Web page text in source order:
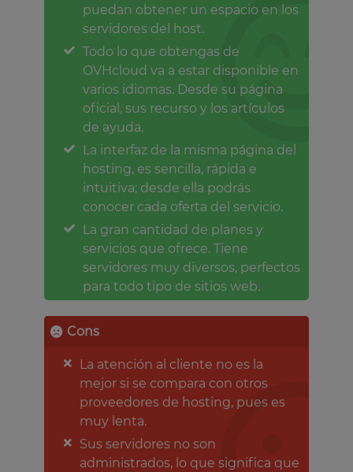
puedan obtener un espacio en los
servidores del host.
Todo lo que obtengas de
OVHcloud va a estar disponible en
varios idiomas. Desde su página
oficial, sus recurso y los artículos
de ayuda.
La interfaz de la misma página del
hosting, es sencilla, rápida e
intuitiva; desde ella podrás
conocer cada oferta del servicio.
La gran cantidad de planes y
servicios que ofrece. Tiene
servidores muy diversos, perfectos
para todo tipo de sitios web.
Cons
La atención al cliente no es la
mejor si se compara con otros
proveedores de hosting, pues es
muy lenta.
Sus servidores no son
administrados, lo que significa que